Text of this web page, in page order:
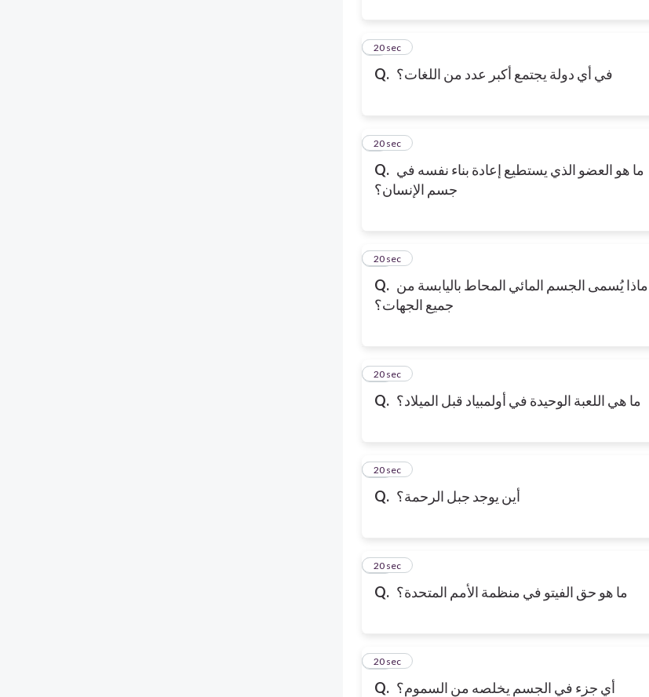
Q. في أي دولة يجتمع أكبر عدد من اللغات؟
8
20 sec
Q. ما هو العضو الذي يستطيع إعادة بناء نفسه في
جسم الإنسان؟
9
20 sec
Q. ماذا يُسمى الجسم المائي المحاط باليابسة من
جميع الجهات؟
10
20 sec
Q. ما هي اللعبة الوحيدة في أولمبياد قبل الميلاد؟
11
20 sec
Q. أين يوجد جبل الرحمة؟
12
20 sec
Q. ما هو حق الفيتو في منظمة الأمم المتحدة؟
13
20 sec
Q. أي جزء في الجسم يخلصه من السموم؟
14
20 sec